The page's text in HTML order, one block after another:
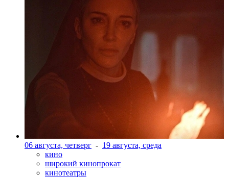
06 августа, четверг - 19 августа, среда
кино
широкий кинопрокат
кинотеатры